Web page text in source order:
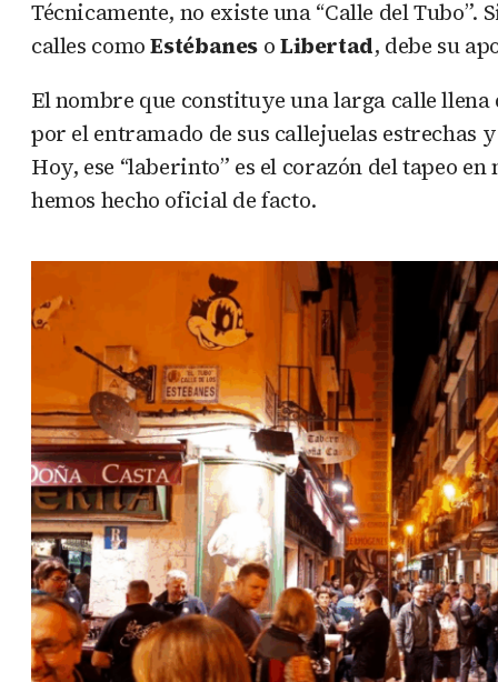
Técnicamente, no existe una “Calle del
calles comoEstébanes oLibertad, debe su
El nombre que constituye una larga calle llena
por el entramado de sus callejuelas
Hoy, ese “laberinto” es el corazón del tapeo
hemos hecho oficial de facto.